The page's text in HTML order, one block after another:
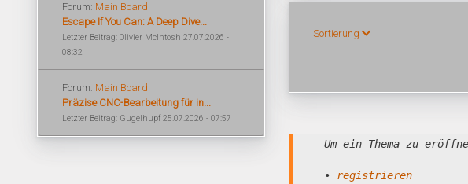
Forum: Main Board
Escape If You Can: A Deep Dive...
Letzter Beitrag: Olivier McIntosh 27.07.2026 -
08:32
Forum: Main Board
Präzise CNC-Bearbeitung für in...
Letzter Beitrag: Gugelhupf 25.07.2026 - 07:57
Sortierung
Um ein Thema zu
• registrieren